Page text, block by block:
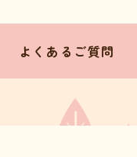
よくあるご質問